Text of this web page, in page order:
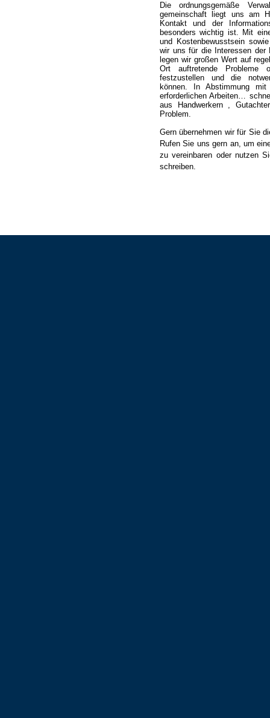
Die ordnungsgemäße
gemeinschaft liegt uns am
Kontakt und der
besonders wichtig ist. Mit
und Kostenbewusstsein
wir uns für die Interessen der
legen wir großen Wert auf
Ort auftretende Probleme
festzustellen und die
können. In Abstimmung
erforderlichen Arbeiten…
aus Handwerkern ,
Problem.
Gern übernehmen wir für Sie
Rufen Sie uns gern an, um
zu vereinbaren oder nutzen
schreiben.